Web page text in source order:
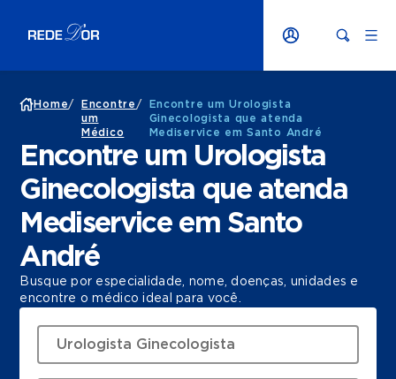
Home/
Encontre
um
Médico
/
Encontre um Urologista
Ginecologista que atenda
Mediservice em Santo André
Encontre um Urologista
Ginecologista que atenda
Mediservice em Santo
André
Busque por especialidade, nome, doenças, unidades e
encontre o médico ideal para você.